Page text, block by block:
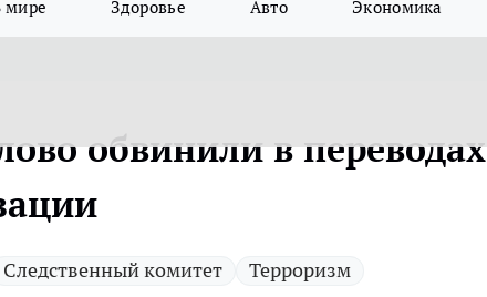
мире Здоровье Авто Экономика
обвинили в переводах
Следственный комитет Терроризм